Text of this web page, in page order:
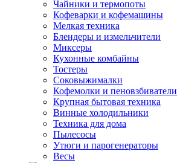
Чайники и термопоты
Кофеварки и кофемашины
Мелкая техника
Блендеры и измельчители
Миксеры
Кухонные комбайны
Тостеры
Соковыжималки
Кофемолки и пеновзбиватели
Крупная бытовая техника
Винные холодильники
Техника для дома
Пылесосы
Утюги и парогенераторы
Весы